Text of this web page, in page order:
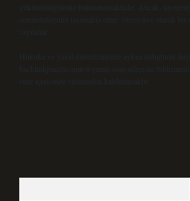
yükümlülüğümüz bulunmamaktadır. Ancak,
sorumluluğunu taşımakta olup, siteye üye olarak bu
sayılırlar.
Hukuka ve yasal düzenlemelere aykırı olduğunu
backlinkpanelicomtr@gmail.com
adresine
süre içerisinde sitemizden kaldırılacaktır.